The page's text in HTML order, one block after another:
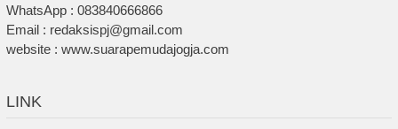
WhatsApp : 083840666866
Email : redaksispj@gmail.com
website : www.suarapemudajogja.com
LINK